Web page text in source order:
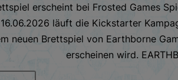
erscheint bei Frosted Games
läuft die Kickstarter
neuen Brettspiel von Earthborne
erscheinen wird.